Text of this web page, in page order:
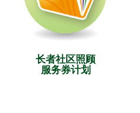
长者社区照顾
服务券计划